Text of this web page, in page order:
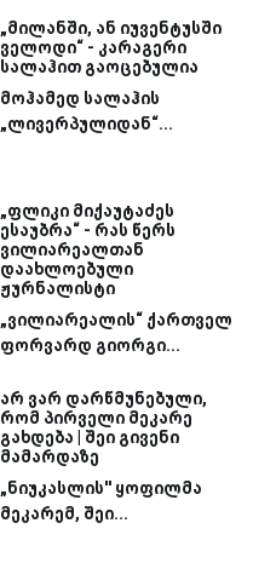
„მილანში, ან იუვენტუსში
ველოდი“ - კარაგერი
სალაჰით გაოცებულია
მოჰამედ სალაჰის
„ლივერპულიდან“...
„ფლიკი მიქაუტაძეს
ესაუბრა“ - რას წერს
ვილიარეალთან
დაახლოებული
ჟურნალისტი
„ვილიარეალის“ ქართველ
ფორვარდ გიორგი...
არ ვარ დარწმუნებული,
რომ პირველი მეკარე
გახდება | შეი გივენი
მამარდაზე
„ნიუკასლის'' ყოფილმა
მეკარემ, შეი...